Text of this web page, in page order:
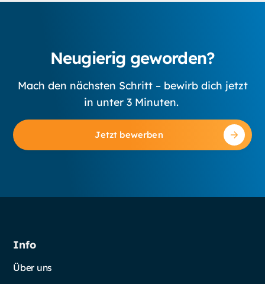
Neugierig geworden?
Mach den nächsten Schritt – bewirb dich jetzt
in unter 3 Minuten.
Jetzt bewerben
Info
Über uns